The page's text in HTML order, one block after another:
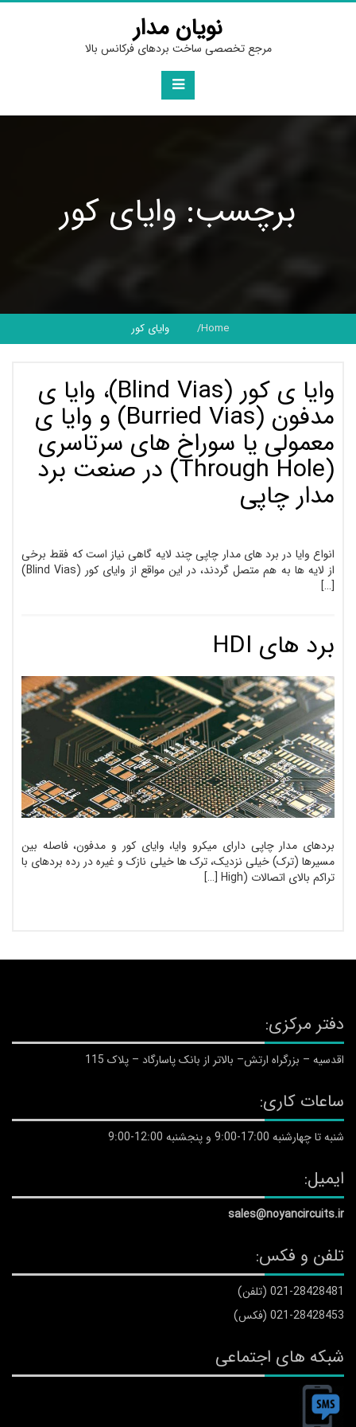
Skip
نویان مدار
مرجع تخصصی ساخت بردهای فرکانس بالا
برچسب: وایای کور
Home وایای کور
وایا ی کور (Blind Vias)، وایا ی
مدفون (Burried Vias) و وایا ی
معمولی یا سوراخ های سرتاسری
(Through Hole) در صنعت برد
مدار چاپی
انواع وایا در برد های مدار چاپی چند لایه گاهی نیاز است که فقط برخی
از لایه­ ها به هم متصل گردند، در این مواقع از وایای کور (Blind Vias)
[…]
برد های HDI
بردهای مدار چاپی دارای میکرو وایا، وایای کور و مدفون، فاصله بین
مسیرها (ترک) خیلی نزدیک، ترک ها خیلی نازک و غیره در رده بردهای با
تراکم بالای اتصالات (High […]
دفتر مرکزی:
اقدسیه – بزرگراه ارتش– بالاتر از بانک پاسارگاد – پلاک 115
ساعات کاری:
شنبه تا چهارشنبه 17:00-9:00 و پنجشنبه 12:00-9:00
ایمیل:
sales@noyancircuits.ir
تلفن و فکس:
021-28428481 (تلفن)
021-28428453 (فکس)
شبکه های اجتماعی